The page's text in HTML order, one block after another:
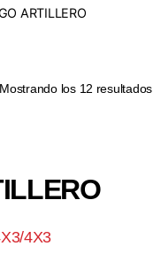
ARTILLERO
Mostrando los 12 resultados